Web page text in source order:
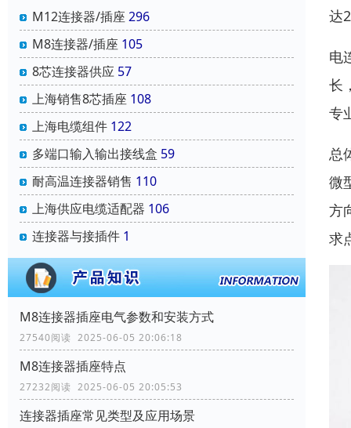
M12连接器/插座 296
M8连接器/插座 105
8芯连接器供应 57
上海销售8芯插座 108
上海电缆组件 122
多端口输入输出接线盒 59
耐高温连接器销售 110
上海供应电缆适配器 106
连接器与接插件 1
M8连接器插座电气参数和安装方式
27540阅读 2025-06-05 20:06:18
M8连接器插座特点
27232阅读 2025-06-05 20:05:53
连接器插座常见类型及应用场景
达
电
长
专
总
微
方
求